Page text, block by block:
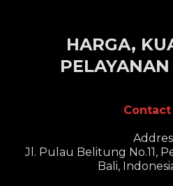
HARGA,
Contact
Jl. Pulau Belitung No.11,
Bali,